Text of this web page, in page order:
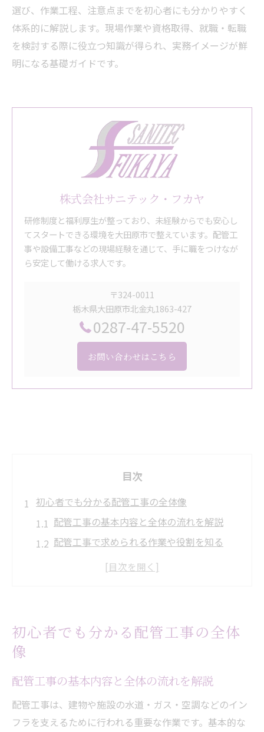
選び、作業工程、注意点までを初心者にも分かりやすく
体系的に解説します。現場作業や資格取得、就職・転職
を検討する際に役立つ知識が得られ、実務イメージが鮮
明になる基礎ガイドです。
株式会社サニテック・フカヤ
研修制度と福利厚生が整っており、未経験からでも安心し
てスタートできる環境を大田原市で整えています。配管工
事や設備工事などの現場経験を通じて、手に職をつけなが
ら安定して働ける求人です。
〒324-0011
栃木県大田原市北金丸1863-427
0287-47-5520
お問い合わせはこちら
目次
初心者でも分かる配管工事の全体像
配管工事の基本内容と全体の流れを解説
配管工事で求められる作業や役割を知る
配管工事とは何か初心者目線で徹底解説
配管工事作業手順書で理解する流れ
配管工事の作業手順書で流れを把握しよう
配管工事で重要な作業工程と注意点まとめ
配管工事作業手順書を活用した効率的手順
配管工事の流れを図解で分かりやすく解説
初心者でも分かる配管工事の全体
像
配管工事の基本内容と全体の流れを解説
配管工事は、建物や施設の水道・ガス・空調などのイン
フラを支えるために行われる重要な作業です。基本的な